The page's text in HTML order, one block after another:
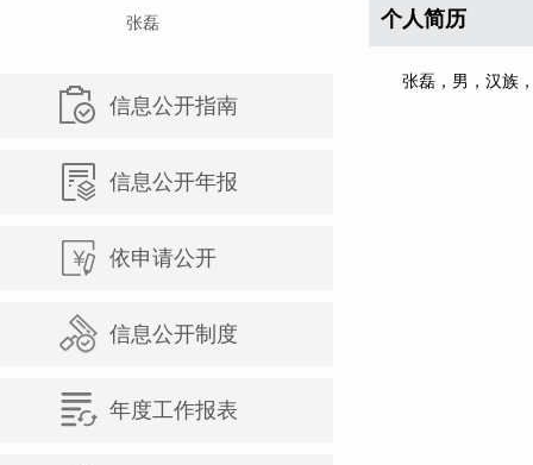
张磊
信息公开指南
信息公开年报
依申请公开
信息公开制度
年度工作报表
个人简历
张磊，男，汉族，